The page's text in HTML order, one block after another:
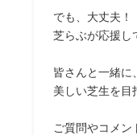
でも、大丈夫！
芝らぶが応援し
皆さんと一緒に
美しい芝生を目
ご質問やコメン